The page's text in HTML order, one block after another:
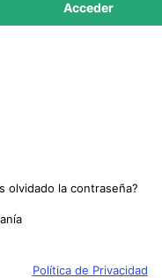
olvidado la contraseña?
Política de Privacidad